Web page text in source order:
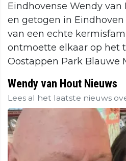
Eindhovense Wendy van
en getogen in
van een echte
ontmoette elkaar op het
Oostappen Park Blauwe
Wendy van Hout Nieuws
Lees al het laatste nieuws